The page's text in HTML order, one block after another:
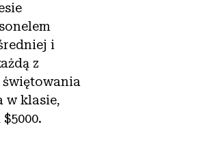
i
z
w klasie,